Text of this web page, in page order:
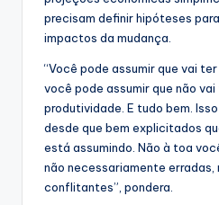
precisam definir hipóteses
impactos da mudança.
“Você pode assumir que vai
você pode assumir que não
produtividade. E tudo bem.
desde que bem explicitados
está assumindo. Não à toa
não necessariamente erradas,
conflitantes”, pondera.